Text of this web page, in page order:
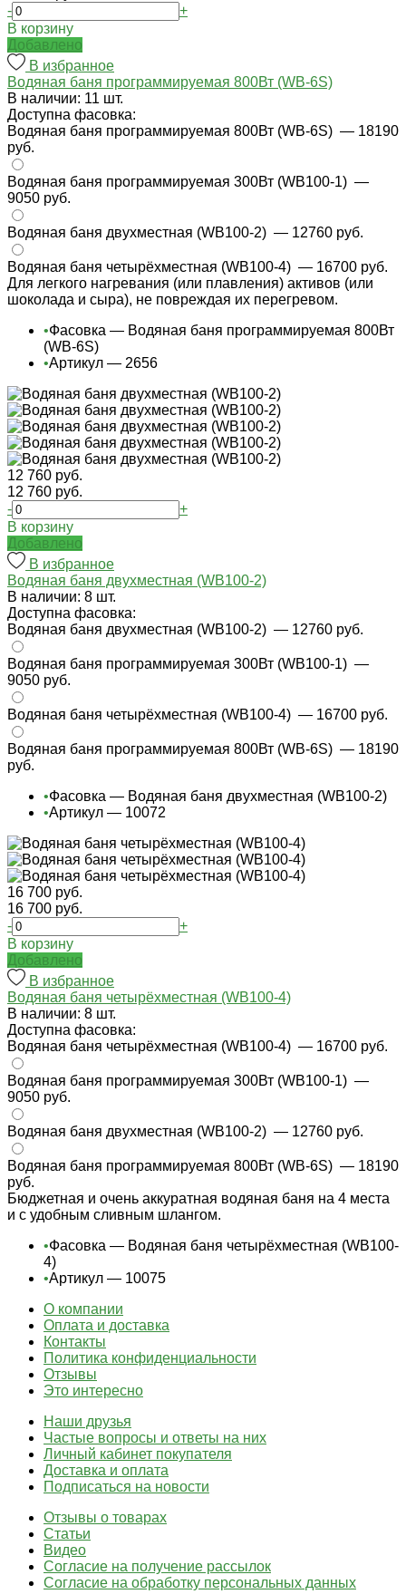
-
+
В корзину
Добавлено
В избранное
Водяная баня программируемая 800Вт (WB-6S)
В наличии: 11 шт.
Доступна фасовка:
Водяная баня программируемая 800Вт (WB-6S) — 18190
руб.
Водяная баня программируемая 300Вт (WB100-1) —
9050 руб.
Водяная баня двухместная (WB100-2) — 12760 руб.
Водяная баня четырёхместная (WB100-4) — 16700 руб.
Для легкого нагревания (или плавления) активов (или
шоколада и сыра), не повреждая их перегревом.
•Фасовка — Водяная баня программируемая 800Вт
(WB-6S)
•Артикул — 2656
12 760 руб.
12 760 руб.
-
+
В корзину
Добавлено
В избранное
Водяная баня двухместная (WB100-2)
В наличии: 8 шт.
Доступна фасовка:
Водяная баня двухместная (WB100-2) — 12760 руб.
Водяная баня программируемая 300Вт (WB100-1) —
9050 руб.
Водяная баня четырёхместная (WB100-4) — 16700 руб.
Водяная баня программируемая 800Вт (WB-6S) — 18190
руб.
•Фасовка — Водяная баня двухместная (WB100-2)
•Артикул — 10072
16 700 руб.
16 700 руб.
-
+
В корзину
Добавлено
В избранное
Водяная баня четырёхместная (WB100-4)
В наличии: 8 шт.
Доступна фасовка:
Водяная баня четырёхместная (WB100-4) — 16700 руб.
Водяная баня программируемая 300Вт (WB100-1) —
9050 руб.
Водяная баня двухместная (WB100-2) — 12760 руб.
Водяная баня программируемая 800Вт (WB-6S) — 18190
руб.
Бюджетная и очень аккуратная водяная баня на 4 места
и с удобным сливным шлангом.
•Фасовка — Водяная баня четырёхместная (WB100-
4)
•Артикул — 10075
О компании
Оплата и доставка
Контакты
Политика конфиденциальности
Отзывы
Это интересно
Наши друзья
Частые вопросы и ответы на них
Личный кабинет покупателя
Доставка и оплата
Подписаться на новости
Отзывы о товарах
Статьи
Видео
Согласие на получение рассылок
Согласие на обработку персональных данных